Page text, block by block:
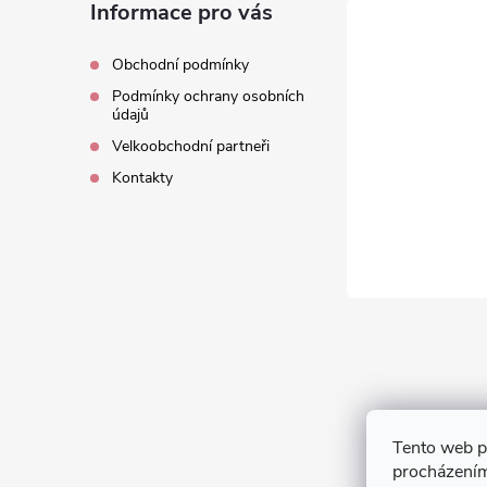
Tento web
Informace pro vás
Obchodní podmínky
Podmínky ochrany osobních
údajů
Velkoobchodní partneři
Kontakty